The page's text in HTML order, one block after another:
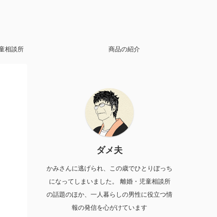
相談所 商品の紹介
ダメ夫
かみさんに逃げられ、この歳でひとりぼっち
になってしまいました。 離婚・児童相談所
の話題のほか、一人暮らしの男性に役立つ情
報の発信を心がけています